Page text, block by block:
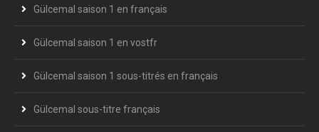
Gülcemal saison 1 en français
Gülcemal saison 1 en vostfr
Gülcemal saison 1 sous-titrés en français
Gülcemal sous-titre français